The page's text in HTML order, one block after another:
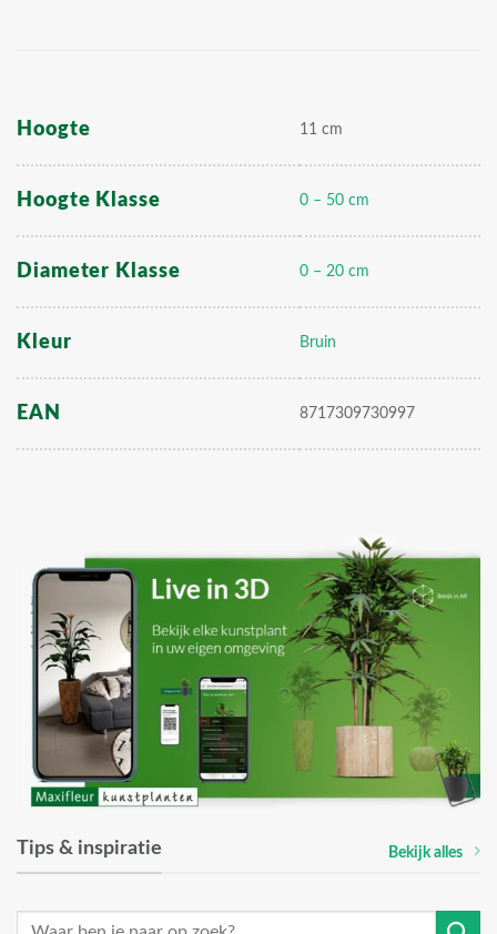
Hoogte 11 cm
Hoogte Klasse 0 – 50 cm
Diameter Klasse 0 – 20 cm
Kleur Bruin
EAN 8717309730997
Tips & inspiratie Bekijk alles